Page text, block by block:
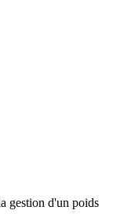
gestion d'un poids